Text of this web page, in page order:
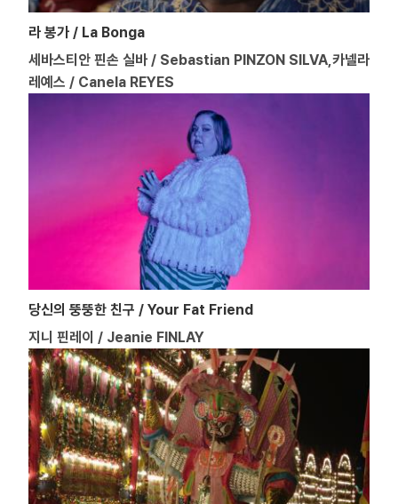
라 봉가 / La Bonga
세바스티안 핀손 실바 / Sebastian PINZON SILVA,카넬라
레예스 / Canela REYES
당신의 뚱뚱한 친구 / Your Fat Friend
지니 핀레이 / Jeanie FINLAY